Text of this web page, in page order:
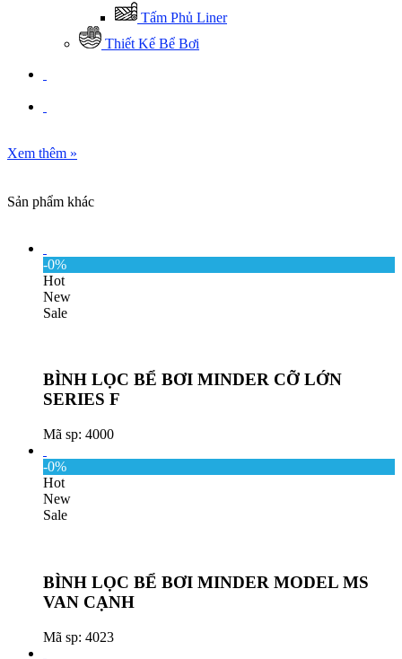
Tấm Phủ Liner
Thiết Kế Bể Bơi
Xem thêm »
Sản phẩm khác
-0%
Hot
New
Sale
BÌNH LỌC BỂ BƠI MINDER CỠ LỚN
SERIES F
Mã sp: 4000
-0%
Hot
New
Sale
BÌNH LỌC BỂ BƠI MINDER MODEL MS
VAN CẠNH
Mã sp: 4023